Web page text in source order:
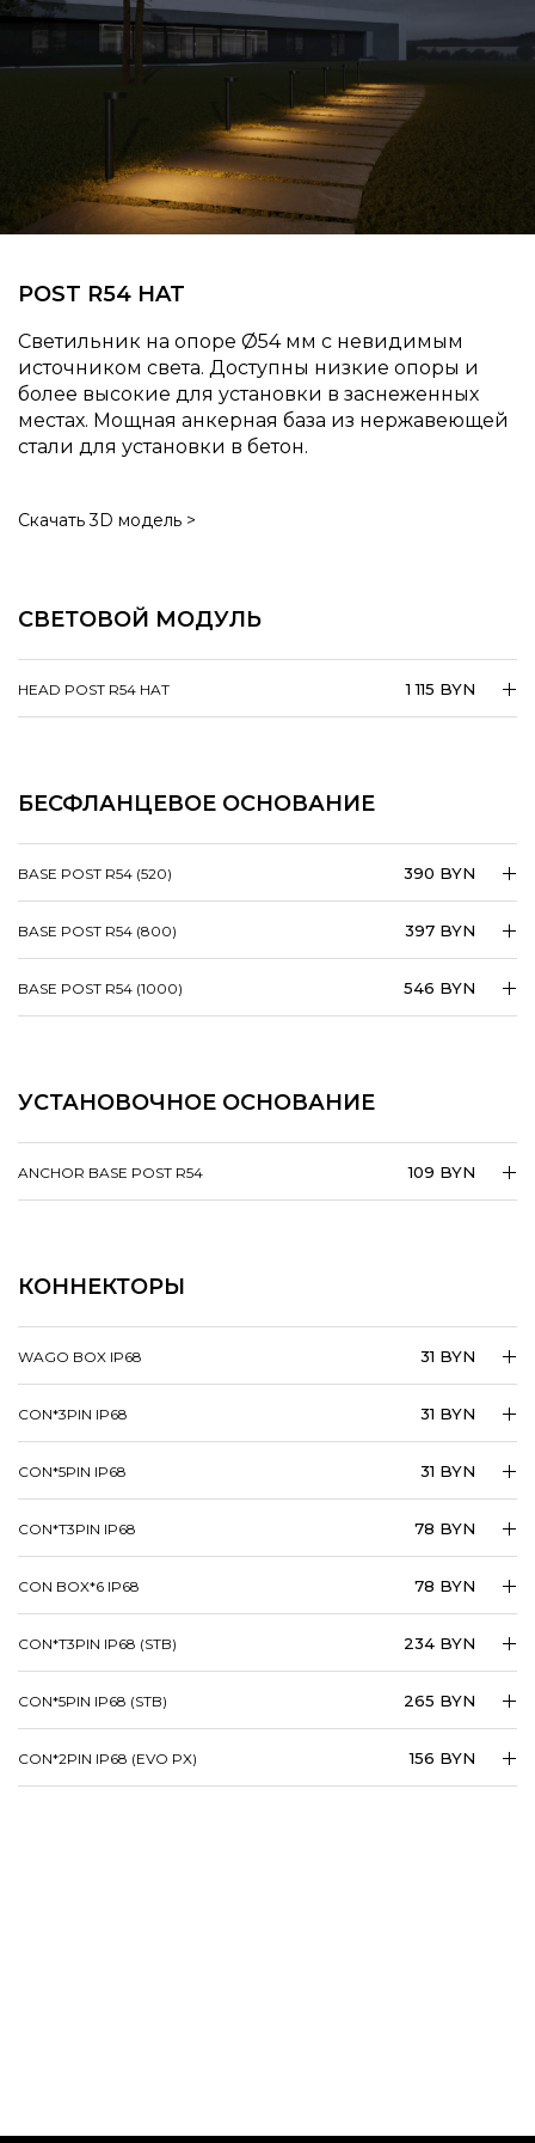
POST R54 HAT
Светильник на опоре
54 мм с невидимым
источником света. Доступны низкие опоры и
более высокие для установки в заснеженных
местах. Мощная анкерная база из нержавеющей
стали для установки в бетон.
Скачать 3D модель >
СВЕТОВОЙ МОДУЛЬ
HEAD POST R54 HAT 1 115 BYN
БЕСФЛАНЦЕВОЕ ОСНОВАНИЕ
BASE POST R54 (520) 390 BYN
BASE POST R54 (800) 397 BYN
BASE POST R54 (1000) 546 BYN
УСТАНОВОЧНОЕ ОСНОВАНИЕ
ANCHOR BASE POST R54 109 BYN
КОННЕКТОРЫ
WAGO BOX IP68 31 BYN
CON*3PIN IP68 31 BYN
CON*5PIN IP68 31 BYN
CON*T3PIN IP68 78 BYN
CON BOX*6 IP68 78 BYN
CON*T3PIN IP68 (STB) 234 BYN
CON*5PIN IP68 (STB) 265 BYN
CON*2PIN IP68 (EVO PX) 156 BYN